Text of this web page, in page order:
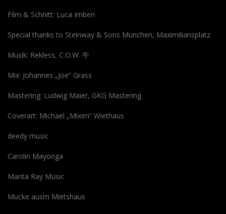
Film & Schnitt: Luca Imberi
Special thanks to Steinway & Sons München, Maximiliansplatz
Musik: Rekless, C.O.W. 牛
Mix: Johannes „Joe“ Grass
Mastering: Ludwig Maier, GKG Mastering
Coverart: Michael „Mixen“ Wiethaus
deedy music
Carolin Mayonga
Manta Ray Music
Mucke ausm Mietshaus